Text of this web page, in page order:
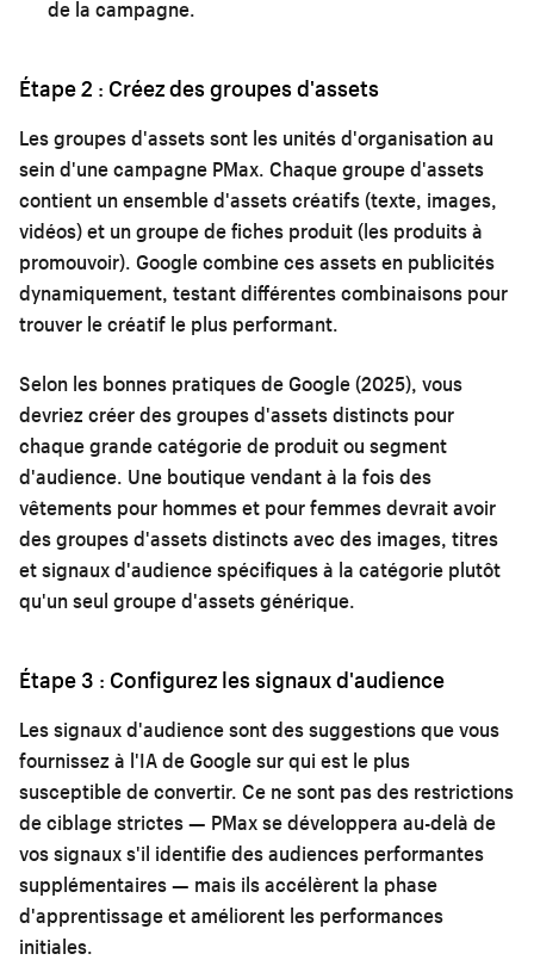
de la campagne.
Étape 2 : Créez des groupes d'assets
Les groupes d'assets sont les unités d'organisation au
sein d'une campagne PMax. Chaque groupe d'assets
contient un ensemble d'assets créatifs (texte, images,
vidéos) et un groupe de fiches produit (les produits à
promouvoir). Google combine ces assets en publicités
dynamiquement, testant différentes combinaisons pour
trouver le créatif le plus performant.
Selon les bonnes pratiques de Google (2025), vous
devriez créer des groupes d'assets distincts pour
chaque grande catégorie de produit ou segment
d'audience. Une boutique vendant à la fois des
vêtements pour hommes et pour femmes devrait avoir
des groupes d'assets distincts avec des images, titres
et signaux d'audience spécifiques à la catégorie plutôt
qu'un seul groupe d'assets générique.
Étape 3 : Configurez les signaux d'audience
Les signaux d'audience sont des suggestions que vous
fournissez à l'IA de Google sur qui est le plus
susceptible de convertir. Ce ne sont pas des restrictions
de ciblage strictes — PMax se développera au-delà de
vos signaux s'il identifie des audiences performantes
supplémentaires — mais ils accélèrent la phase
d'apprentissage et améliorent les performances
initiales.